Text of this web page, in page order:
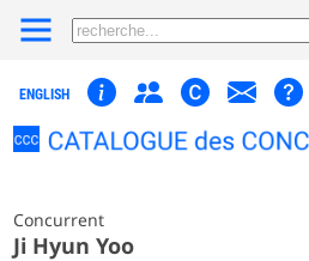
ENGLISH
Concurrent
Ji Hyun Yoo